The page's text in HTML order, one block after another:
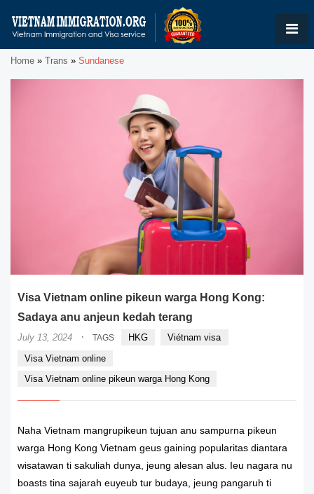
Home » Trans » Sundanese
Visa Vietnam online pikeun warga Hong Kong:
Sadaya anu anjeun kedah terang
July 13, 2024 · TAGS HKG
Viétnam visa
Visa Vietnam online
Visa Vietnam online pikeun warga Hong Kong
Naha Vietnam mangrupikeun tujuan anu sampurna pikeun
warga Hong Kong Vietnam geus gaining popularitas diantara
wisatawan ti sakuliah dunya, jeung alesan alus. Ieu nagara nu
boasts tina sajarah euyeub tur budaya, jeung pangaruh ti